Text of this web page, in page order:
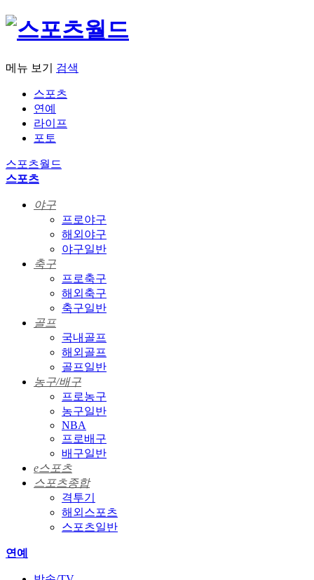
메뉴 보기 검색
스포츠
연예
라이프
포토
스포츠월드
스포츠
야구
프로야구
해외야구
야구일반
축구
프로축구
해외축구
축구일반
골프
국내골프
해외골프
골프일반
농구/배구
프로농구
농구일반
NBA
프로배구
배구일반
e스포츠
스포츠종합
격투기
해외스포츠
스포츠일반
연예